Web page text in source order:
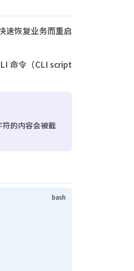
速恢复业务而重启
命令（CLI script
的内容会被截